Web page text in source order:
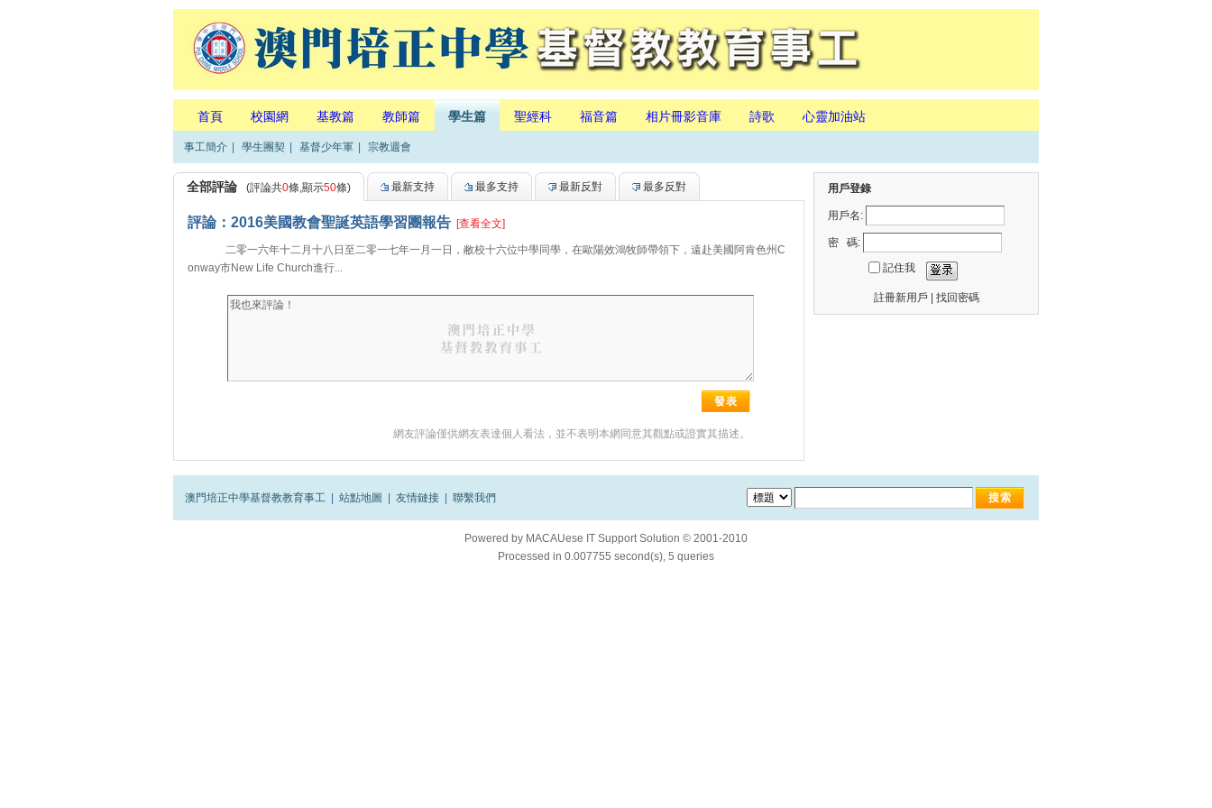
首頁 校園網 基教篇 教師篇 學生篇 聖經科 福音篇 相片冊影音庫 詩歌 心靈加油站
事工簡介 學生團契 基督少年軍 宗教週會
全部評論 (評論共0條,顯示50條) 最新支持 最多支持 最新反對 最多反對
評論：2016美國教會聖誕英語學習團報告 [查看全文]
二零一六年十二月十八日至二零一七年一月一日，敝校十六位中學同學，在歐陽效鴻牧師帶領下，遠赴美國阿肯色州C
onway市New Life Church進行...
網友評論僅供網友表達個人看法，並不表明本網同意其觀點或證實其描述。
用戶登錄
用戶名:
密 碼:
記住我
註冊新用戶 找回密碼
澳門培正中學基督教教育事工 站點地圖 友情鏈接 聯繫我們
Powered by MACAUese IT Support Solution © 2001-2010
Processed in 0.007755 second(s), 5 queries